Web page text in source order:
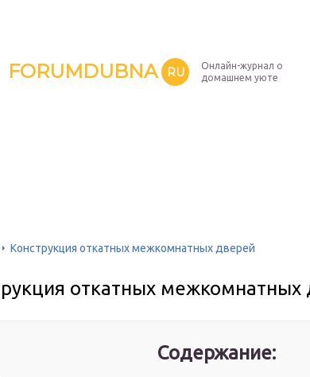
FORUMDUBNA RU
Онлайн-журнал о
домашнем уюте
Конструкция откатных межкомнатных дверей
откатных межкомнатных
Содержание: